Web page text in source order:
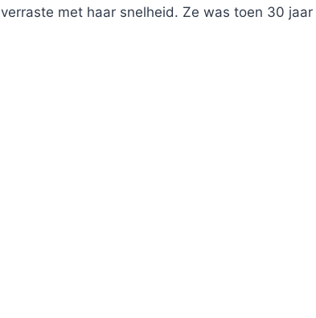
verraste met haar snelheid. Ze was toen 30 jaar